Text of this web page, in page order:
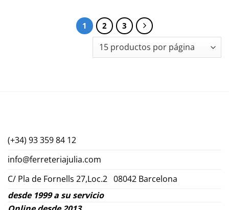
1 2 3
(+34) 93 359 84 12
info@ferreteriajulia.com
C/ Pla de Fornells 27,Loc.2 08042 Barcelona
desde 1999 a su servicio